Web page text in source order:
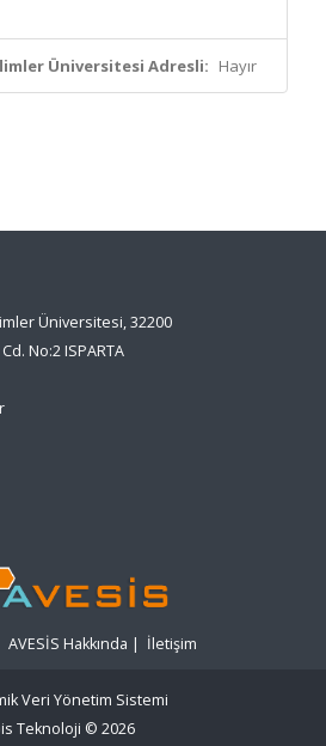
Üniversitesi Adresli: Hayır
Üniversitesi, 32200
No:2 ISPARTA
AVESİS Hakkında | İletişim
Veri Yönetim Sistemi
Teknoloji © 2026